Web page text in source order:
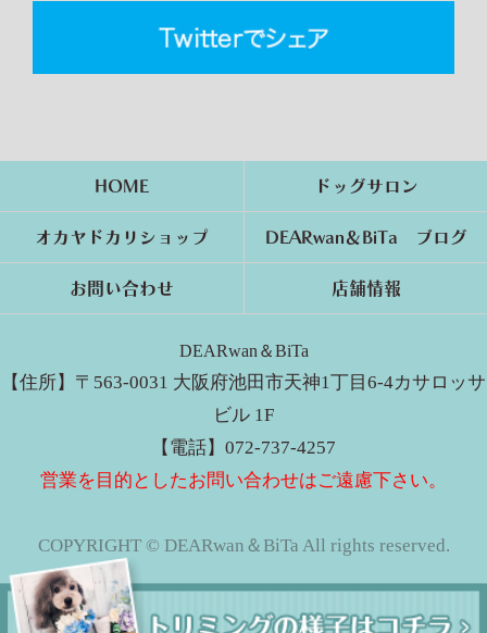
HOME ドッグサロン
オカヤドカリショップ DEARwan＆BiTa ブログ
お問い合わせ 店舗情報
DEARwan＆BiTa
【住所】〒563-0031 大阪府池田市天神1丁目6-4カサロッサ
ビル 1F
【電話】072-737-4257
営業を目的としたお問い合わせはご遠慮下さい。
COPYRIGHT © DEARwan＆BiTa All rights reserved.